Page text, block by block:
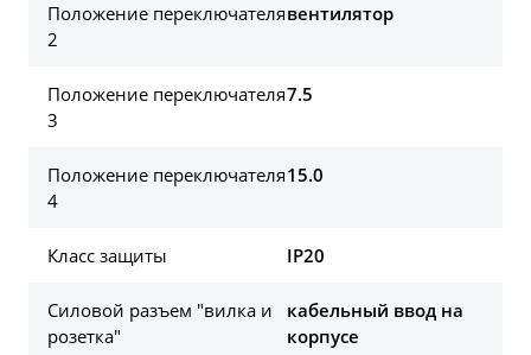
Положение переключателя
2
вентилятор
Положение переключателя
3
7.5
Положение переключателя
4
15.0
Класс защиты IP20
Силовой разъем "вилка и
розетка"
кабельный ввод на
корпусе